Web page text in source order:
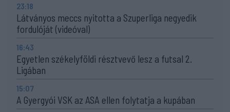
23:18
Látványos meccs nyitotta a Szuperliga negyedik
fordulóját (videóval)
16:43
Egyetlen székelyföldi résztvevő lesz a futsal 2.
Ligában
15:07
A Gyergyói VSK az ASA ellen folytatja a kupában